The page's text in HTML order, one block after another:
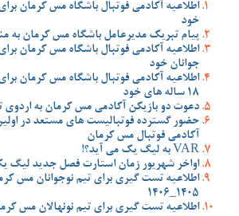
اطلاعیه آکادمی فوتبال باشگاه مس کرمان
خود
پیام تبریک مدیرعامل باشگاه مس کرمان به
اطلاعیه آکادمی فوتبال باشگاه مس کرمان
جوانان خود
اطلاعیه آکادمی فوتبال باشگاه مس کرمان
18 ساله های خود
دعوت دو بازیکن آکادمی مس کرمان به اردوی
حضور گسترده فوتبالیست های مستعد در
آکادمی فوتبال مس کرمان
VAR به لیگ یک می آید؟!
اواخر شهریور زمان استارت فصل جدید لیگ
اطلاعیه تست گیری برای تیم نوجوانان مس
1405_1406
اطلاعیه تست گیری برای تیم نونهالان مس کرمان در